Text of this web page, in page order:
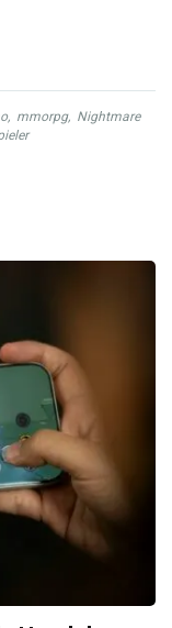
, mmorpg, Nightmare